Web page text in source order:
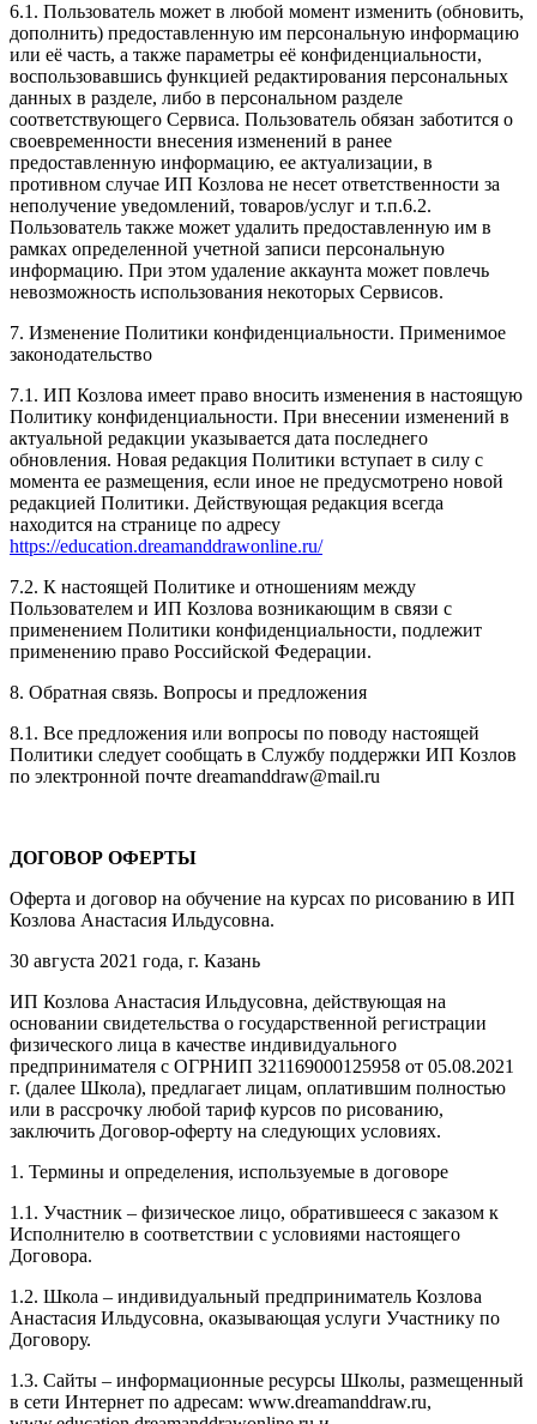
6.1. Пользователь может в любой момент изменить (обновить,
дополнить) предоставленную им персональную информацию
или её часть, а также параметры её конфиденциальности,
воспользовавшись функцией редактирования персональных
данных в разделе, либо в персональном разделе
соответствующего Сервиса. Пользователь обязан заботится о
своевременности внесения изменений в ранее
предоставленную информацию, ее актуализации, в
противном случае ИП Козлова не несет ответственности за
неполучение уведомлений, товаров/услуг и т.п.6.2.
Пользователь также может удалить предоставленную им в
рамках определенной учетной записи персональную
информацию. При этом удаление аккаунта может повлечь
невозможность использования некоторых Сервисов.
7. Изменение Политики конфиденциальности. Применимое
законодательство
7.1. ИП Козлова имеет право вносить изменения в настоящую
Политику конфиденциальности. При внесении изменений в
актуальной редакции указывается дата последнего
обновления. Новая редакция Политики вступает в силу с
момента ее размещения, если иное не предусмотрено новой
редакцией Политики. Действующая редакция всегда
находится на странице по адресу
https://education.dreamanddrawonline.ru/
7.2. К настоящей Политике и отношениям между
Пользователем и ИП Козлова возникающим в связи с
применением Политики конфиденциальности, подлежит
применению право Российской Федерации.
8. Обратная связь. Вопросы и предложения
8.1. Все предложения или вопросы по поводу настоящей
Политики следует сообщать в Службу поддержки ИП Козлов
по электронной почте dreamanddraw@mail.ru
ДОГОВОР ОФЕРТЫ
Оферта и договор на обучение на курсах по рисованию в ИП
Козлова Анастасия Ильдусовна.
30 августа 2021 года, г. Казань
ИП Козлова Анастасия Ильдусовна, действующая на
основании свидетельства о государственной регистрации
физического лица в качестве индивидуального
предпринимателя с ОГРНИП 321169000125958 от 05.08.2021
г. (далее Школа), предлагает лицам, оплатившим полностью
или в рассрочку любой тариф курсов по рисованию,
заключить Договор-оферту на следующих условиях.
1. Термины и определения, используемые в договоре
1.1. Участник – физическое лицо, обратившееся с заказом к
Исполнителю в соответствии с условиями настоящего
Договора.
1.2. Школа – индивидуальный предприниматель Козлова
Анастасия Ильдусовна, оказывающая услуги Участнику по
Договору.
1.3. Сайты – информационные ресурсы Школы, размещенный
в сети Интернет по адресам: www.dreamanddraw.ru,